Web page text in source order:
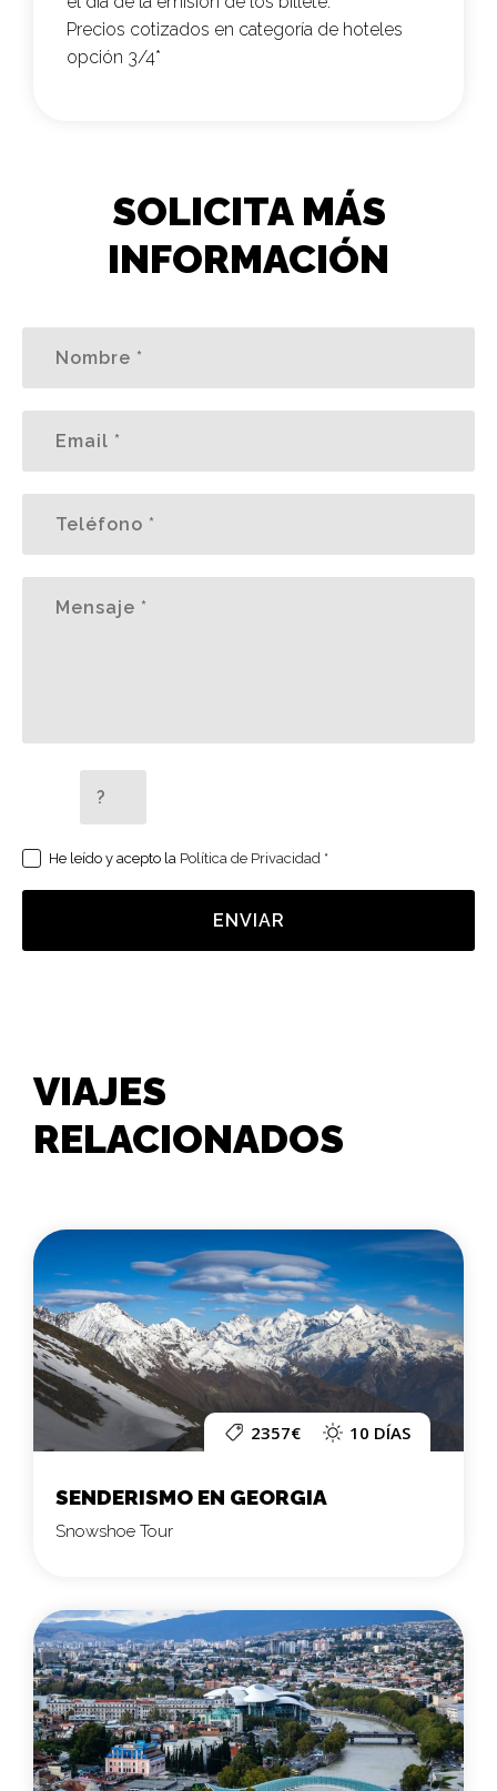
Precios cotizados en categoría de hoteles
opción 3/4*
SOLICITA MÁS
INFORMACIÓN
He leído y acepto la Política de Privacidad *
ENVIAR
VIAJES
RELACIONADOS
2357€ 10 DÍAS
SENDERISMO EN GEORGIA
Snowshoe Tour